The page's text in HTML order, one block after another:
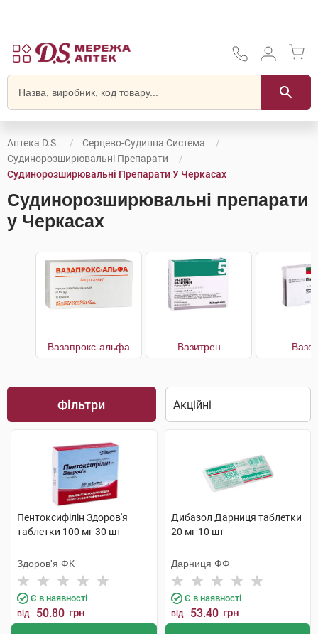
Аптека D.S.
Серцево-Судинна Система
Судинорозширювальні Препарати
Судинорозширювальні Препарати У Черкасах
Судинорозширювальні препарати
у Черкасах
Вазапрокс-альфа Вазитрен
Фільтри
Пентоксифілін Здоров'я
таблетки 100 мг 30 шт
Здоров'я ФК
Є в наявності
від 50.80 грн
Дибазол Дарниця таблетки
20 мг 10 шт
Дарниця ФФ
Є в наявності
від 53.40 грн